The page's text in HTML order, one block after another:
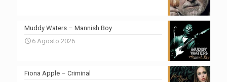
Muddy Waters – Mannish Boy
6 Agosto 2026
Fiona Apple – Criminal